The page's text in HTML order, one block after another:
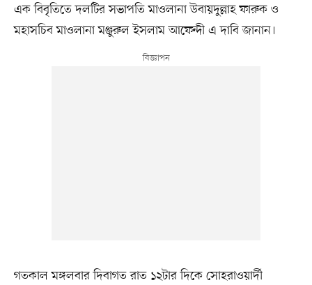
এক বিবৃতিতে দলটির সভাপতি মাওলানা উবায়দুল্লাহ ফারুক ও
মহাসচিব মাওলানা মঞ্জুরুল ইসলাম আফেন্দী এ দাবি জানান।
গতকাল মঙ্গলবার দিবাগত রাত ১২টার দিকে সোহরাওয়ার্দী